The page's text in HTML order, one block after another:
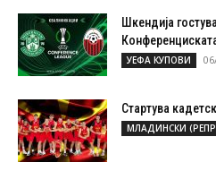
Шкендија
УЕФА КУПОВИ
Стартува
МЛАДИНСКИ